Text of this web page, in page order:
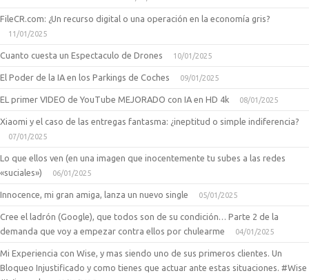
FileCR.com: ¿Un recurso digital o una operación en la economía gris?
11/01/2025
Cuanto cuesta un Espectaculo de Drones 10/01/2025
El Poder de la IA en los Parkings de Coches 09/01/2025
EL primer VIDEO de YouTube MEJORADO con IA en HD 4k 08/01/2025
Xiaomi y el caso de las entregas fantasma: ¿ineptitud o simple indiferencia?
07/01/2025
Lo que ellos ven (en una imagen que inocentemente tu subes a las redes
«suciales»)
06/01/2025
Innocence, mi gran amiga, lanza un nuevo single 05/01/2025
Cree el ladrón (Google), que todos son de su condición… Parte 2 de la
demanda que voy a empezar contra ellos por chulearme
04/01/2025
Mi Experiencia con Wise, y mas siendo uno de sus primeros clientes. Un
Bloqueo Injustificado y como tienes que actuar ante estas situaciones. #Wise